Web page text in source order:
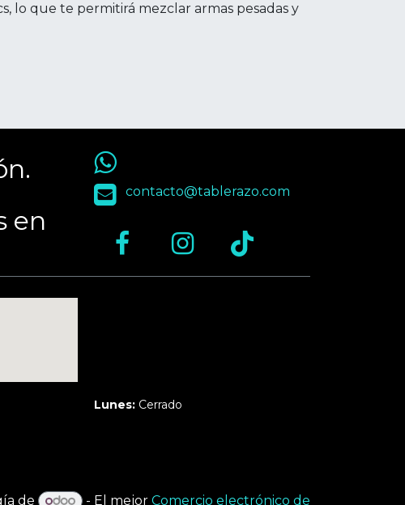
lo que te permitirá mezclar armas pesadas y
en
55 9563 4848
contacto@tablerazo.com
Lunes:Cerrado
de - El mejor Comercio electrónico de